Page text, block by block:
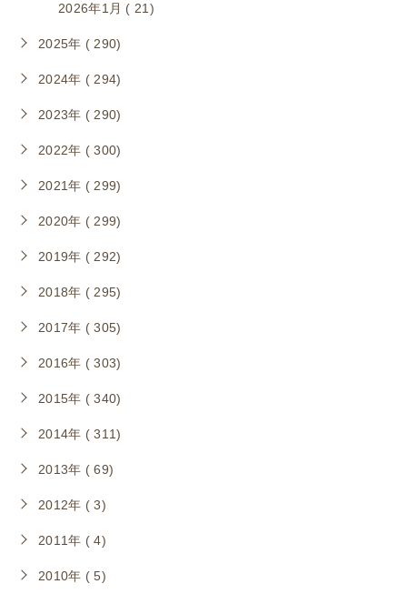
2026年1月 ( 21)
2025年 ( 290)
2024年 ( 294)
2023年 ( 290)
2022年 ( 300)
2021年 ( 299)
2020年 ( 299)
2019年 ( 292)
2018年 ( 295)
2017年 ( 305)
2016年 ( 303)
2015年 ( 340)
2014年 ( 311)
2013年 ( 69)
2012年 ( 3)
2011年 ( 4)
2010年 ( 5)